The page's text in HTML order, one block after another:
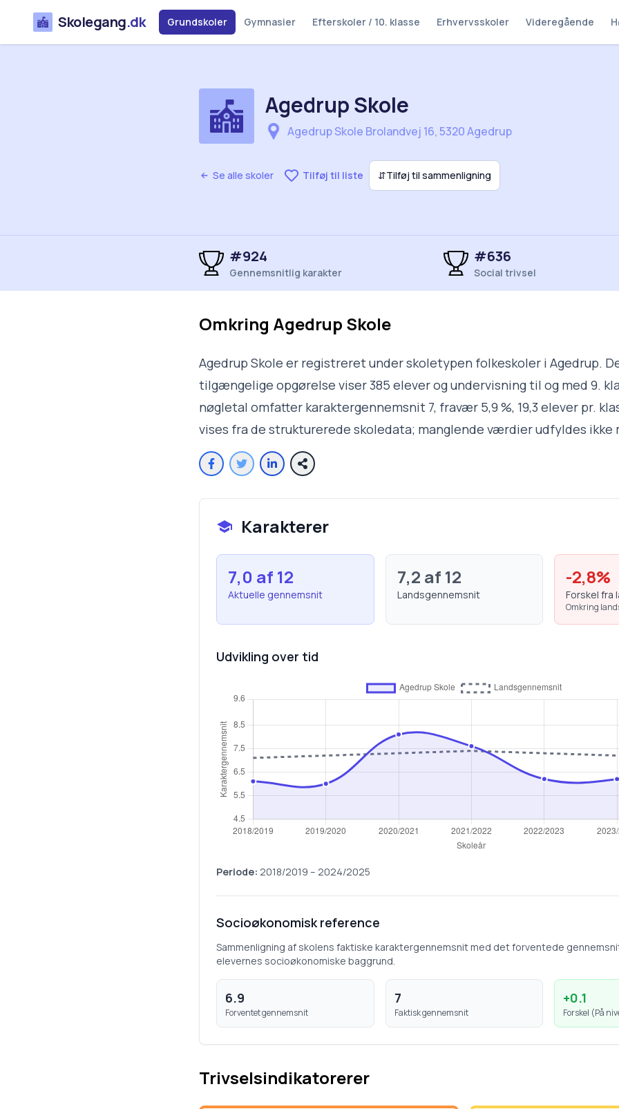
Skolegang.dk Grundskoler Gymnasier Efterskoler / 10. klasse Erhvervsskoler Videregående
Se alle skoler Tilføj til liste ⇵Tilføj til sammenligning
Agedrup Skole
Agedrup Skole Brolandvej 16, 5320 Agedrup
#924
Gennemsnitlig karakter
#636
Social trivsel
Omkring Agedrup Skole
Agedrup Skole er registreret under skoletypen folkeskoler i Agedrup.
tilgængelige opgørelse viser 385 elever og undervisning til og med 9.
nøgletal omfatter karaktergennemsnit 7, fravær 5,9 %, 19,3 elever pr.
vises fra de strukturerede skoledata; manglende værdier udfyldes ikke
Karakterer
7,0 af 12
Aktuelle gennemsnit
7,2 af 12
Landsgennemsnit
-2,8%
Forskel fra
Omkring
Udvikling over tid
Periode: 2018/2019 – 2024/2025
Socioøkonomisk reference
Sammenligning af skolens faktiske karaktergennemsnit med det forventede
elevernes socioøkonomiske baggrund.
6.9
Forventet gennemsnit
7
Faktisk gennemsnit
+0.1
Forskel (På
Trivselsindikatorerer